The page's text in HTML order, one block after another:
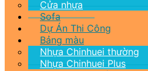
Cửa nhựa
Sofa
Dự Án Thi Công
Bảng màu
Nhựa Chinhuei thường
Nhựa Chinhuei Plus